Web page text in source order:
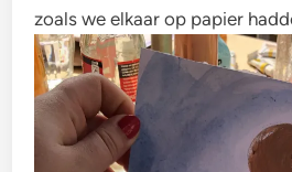
zoals we elkaar op papier